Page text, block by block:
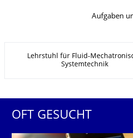
Aufgaben
Lehrstuhl für Fluid-
Systemtechnik
OFT GESUCHT